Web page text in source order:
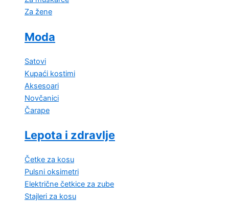
Za žene
Moda
Satovi
Kupaći kostimi
Aksesoari
Novčanici
Čarape
Lepota i zdravlje
Četke za kosu
Pulsni oksimetri
Električne četkice za zube
Stajleri za kosu